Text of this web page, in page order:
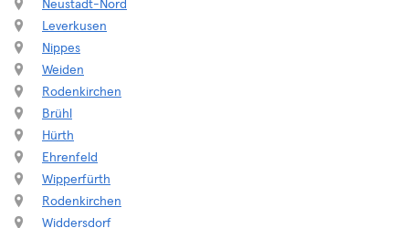
Neustadt-Nord
Leverkusen
Nippes
Weiden
Rodenkirchen
Brühl
Hürth
Ehrenfeld
Wipperfürth
Rodenkirchen
Widdersdorf